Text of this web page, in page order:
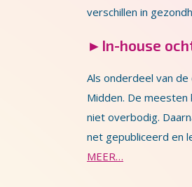
verschillen in
► In-house
Als onderdeel van
Midden. De
niet overbodig.
net gepubliceerd en
MEER…